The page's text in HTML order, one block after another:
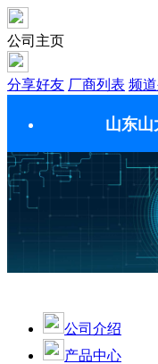
公司主页
分享好友 厂商列表 频
山东山
公司介绍
产品中心